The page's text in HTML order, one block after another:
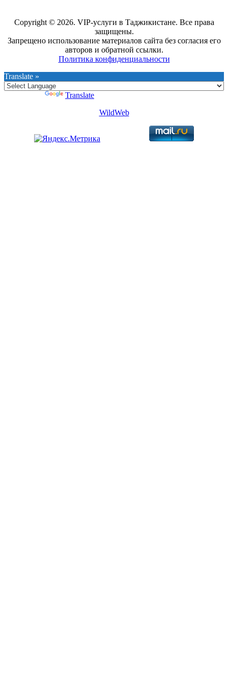
Copyright © 2026. VIP-услуги в Таджикистане. Все права
защищены.
Запрещено использование материалов сайта без согласия его
авторов и обратной ссылки.
Политика конфиденциальности
Translate »
Translate
WildWeb